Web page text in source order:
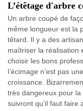
L’étêtage d'arbre
Un arbre coupé de
même longueur est la
têtard. Il y a des
maîtriser la réalisation
choisir les bons
l’écimage n’est pas
croissance.
très dangereux pour
suivront qu’il faut faire